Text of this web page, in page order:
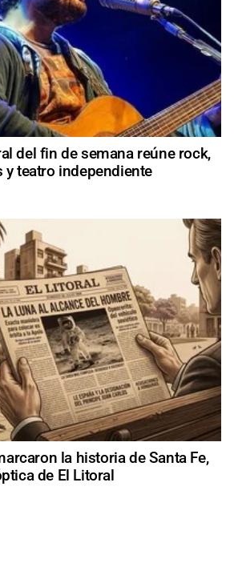
del fin de semana reúne rock,
teatro independiente
la historia de Santa Fe,
de El Litoral